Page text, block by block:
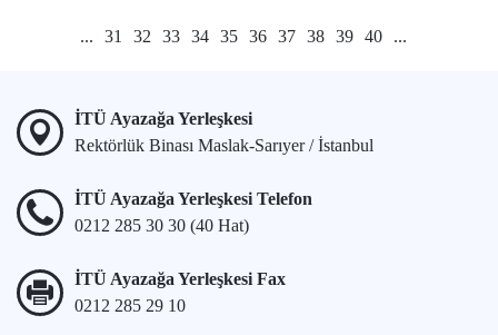
... 31 32 33 34 35 36 37 38 39 40 ...
İTÜ Ayazağa Yerleşkesi
Rektörlük Binası Maslak-Sarıyer / İstanbul
İTÜ Ayazağa Yerleşkesi Telefon
0212 285 30 30 (40 Hat)
İTÜ Ayazağa Yerleşkesi Fax
0212 285 29 10